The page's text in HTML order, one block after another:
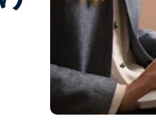
によるリモー
アーキテ
財務・会
すべて